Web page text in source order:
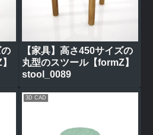
【家具】高さ450サイズの
丸型のスツール【formZ】
stool_0089
3D CAD